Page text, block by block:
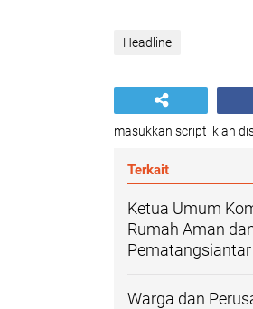
Headline
masukkan script iklan
Terkait
Ketua Umum
Rumah Aman
Pematangsiantar
Warga dan